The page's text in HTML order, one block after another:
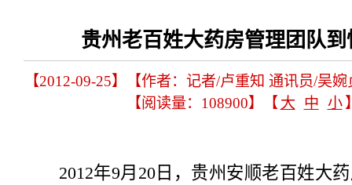
贵州老百姓大药房管理团队
【2012-09-25】【作者：记者/卢重知 通讯员/吴
【阅读量：108900】【 大 中 小
2012年9月20日，贵州安顺老百姓大药